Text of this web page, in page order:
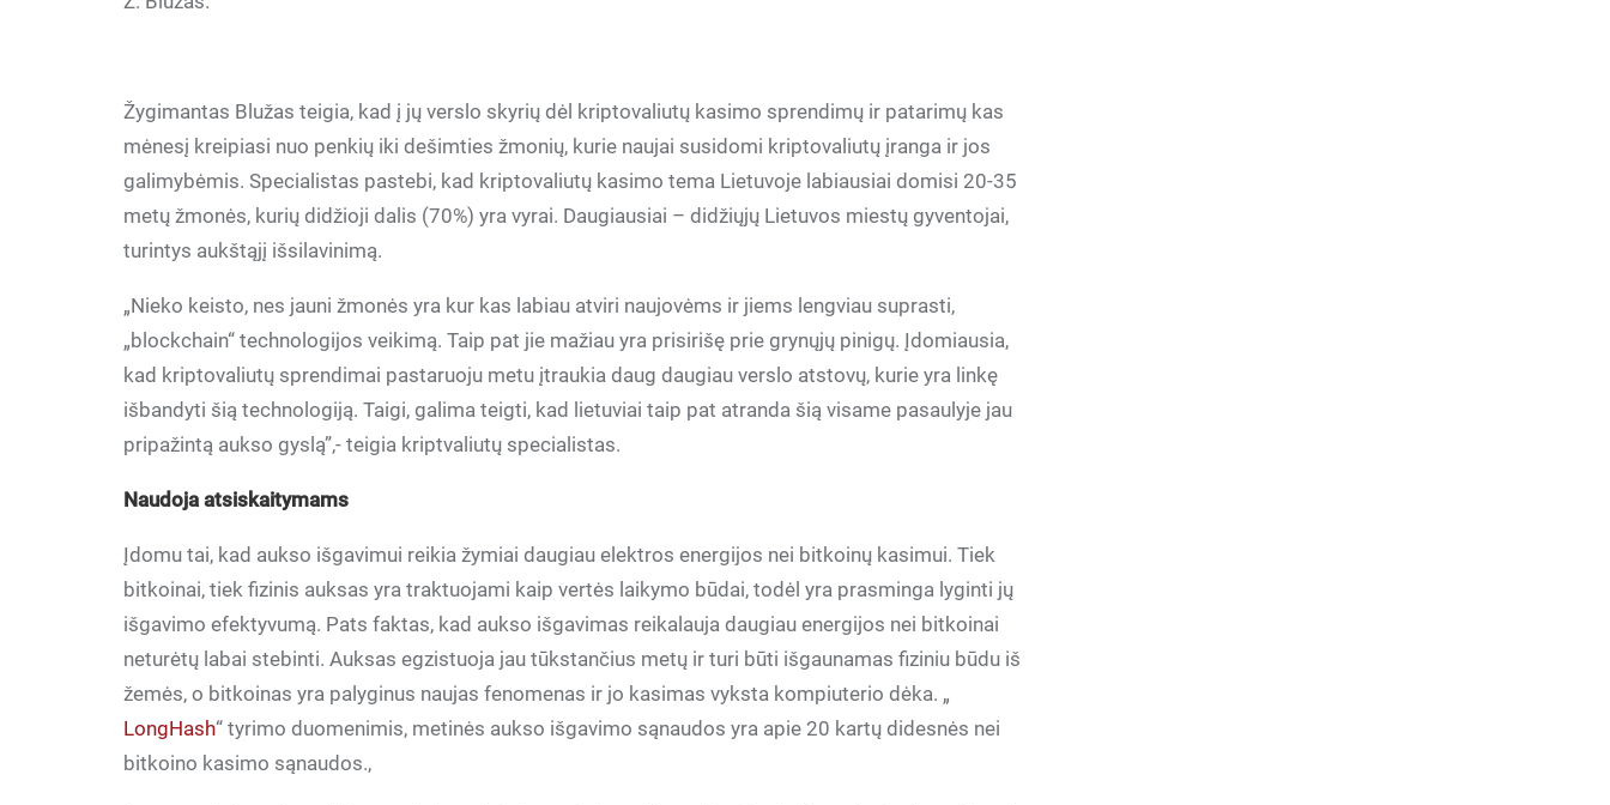
Žygimantas Blužas teigia, kad į jų verslo skyrių dėl kriptovaliutų kasimo sprendimų ir patarimų kas
mėnesį kreipiasi nuo penkių iki dešimties žmonių, kurie naujai susidomi kriptovaliutų įranga ir jos
galimybėmis. Specialistas pastebi, kad kriptovaliutų kasimo tema Lietuvoje labiausiai domisi 20-35
metų žmonės, kurių didžioji dalis (70%) yra vyrai. Daugiausiai – didžiųjų Lietuvos miestų gyventojai,
turintys aukštąjį išsilavinimą.
„Nieko keisto, nes jauni žmonės yra kur kas labiau atviri naujovėms ir jiems lengviau suprasti,
„blockchain“ technologijos veikimą. Taip pat jie mažiau yra prisirišę prie grynųjų pinigų. Įdomiausia,
kad kriptovaliutų sprendimai pastaruoju metu įtraukia daug daugiau verslo atstovų, kurie yra linkę
išbandyti šią technologiją. Taigi, galima teigti, kad lietuviai taip pat atranda šią visame pasaulyje jau
pripažintą aukso gyslą”,- teigia kriptvaliutų specialistas.
Naudoja atsiskaitymams
Įdomu tai, kad aukso išgavimui reikia žymiai daugiau elektros energijos nei bitkoinų kasimui. Tiek
bitkoinai, tiek fizinis auksas yra traktuojami kaip vertės laikymo būdai, todėl yra prasminga lyginti jų
išgavimo efektyvumą. Pats faktas, kad aukso išgavimas reikalauja daugiau energijos nei bitkoinai
neturėtų labai stebinti. Auksas egzistuoja jau tūkstančius metų ir turi būti išgaunamas fiziniu būdu iš
žemės, o bitkoinas yra palyginus naujas fenomenas ir jo kasimas vyksta kompiuterio dėka. „
LongHash“ tyrimo duomenimis, metinės aukso išgavimo sąnaudos yra apie 20 kartų didesnės nei
bitkoino kasimo sąnaudos.,